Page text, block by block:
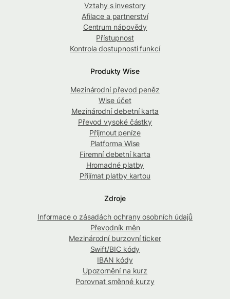
Vztahy s investory
Afilace a partnerství
Centrum nápovědy
Přístupnost
Kontrola dostupnosti funkcí
Produkty Wise
Mezinárodní převod peněz
Wise účet
Mezinárodní debetní karta
Převod vysoké částky
Přijmout peníze
Platforma Wise
Firemní debetní karta
Hromadné platby
Přijímat platby kartou
Zdroje
Informace o zásadách ochrany osobních údajů
Převodník měn
Mezinárodní burzovní ticker
Swift/BIC kódy
IBAN kódy
Upozornění na kurz
Porovnat směnné kurzy